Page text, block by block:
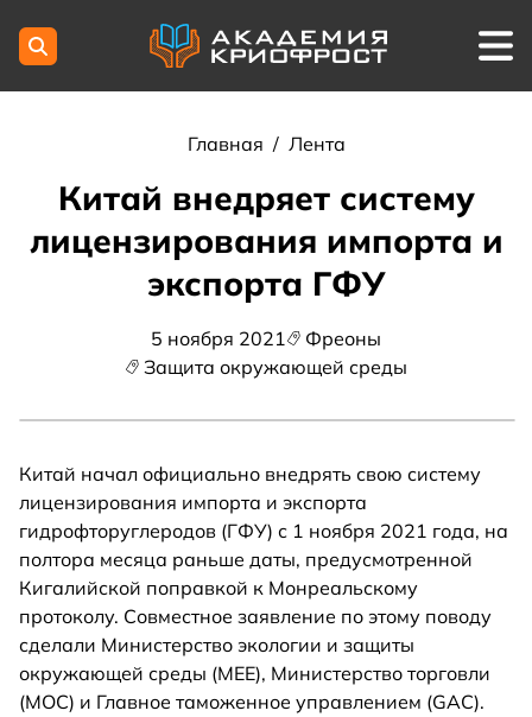
Главная / Лента
Китай внедряет систему
лицензирования импорта и
экспорта ГФУ
5 ноября 2021
Фреоны
Защита окружающей среды
Китай начал официально внедрять свою систему
лицензирования импорта и экспорта
гидрофторуглеродов (ГФУ) с 1 ноября 2021 года, на
полтора месяца раньше даты, предусмотренной
Кигалийской поправкой к Монреальскому
протоколу. Совместное заявление по этому поводу
сделали Министерство экологии и защиты
окружающей среды (MEE), Министерство торговли
(MOC) и Главное таможенное управлением (GAC).